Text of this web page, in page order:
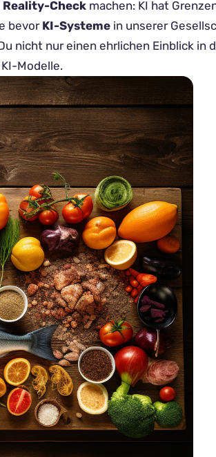
Reality-Check machen: KI hat
bevorKI-Systeme in unserer
nicht nur einen ehrlichen Einblick in
Modelle.